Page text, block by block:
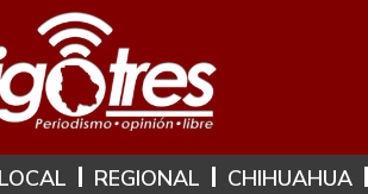
es: 9 de Agosto de 2026
LOCAL REGIONAL
CHIHUAHUA